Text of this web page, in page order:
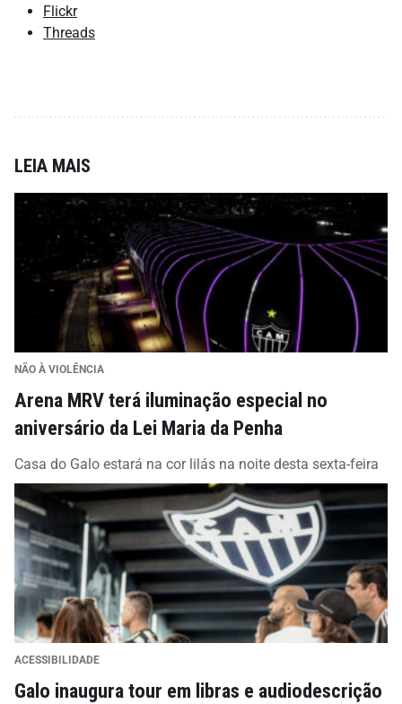
Flickr
Threads
LEIA MAIS
NÃO À VIOLÊNCIA
Arena MRV terá iluminação especial no
aniversário da Lei Maria da Penha
Casa do Galo estará na cor lilás na noite desta sexta-feira
ACESSIBILIDADE
Galo inaugura tour em libras e audiodescrição